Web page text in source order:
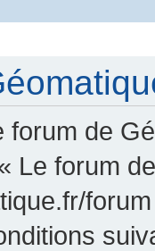
forum de
Le forum